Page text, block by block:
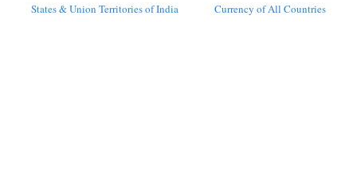
States & Union Territories of India Currency of All Countries